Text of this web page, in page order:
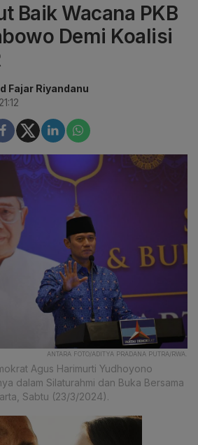
Baik Wacana PKB
Demi Koalisi
Fajar Riyandanu
ANTARA FOTO/ADITYA PRADANA PUTRA/RWA.
Agus Harimurti Yudhoyono
dalam Silaturahmi dan Buka Bersama
Sabtu (23/3/2024).